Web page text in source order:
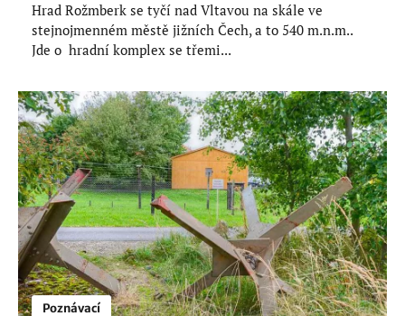
Hrad Rožmberk se tyčí nad Vltavou na skále ve
stejnojmenném městě jižních Čech, a to 540 m.n.m..
Jde o hradní komplex se třemi...
Poznávací